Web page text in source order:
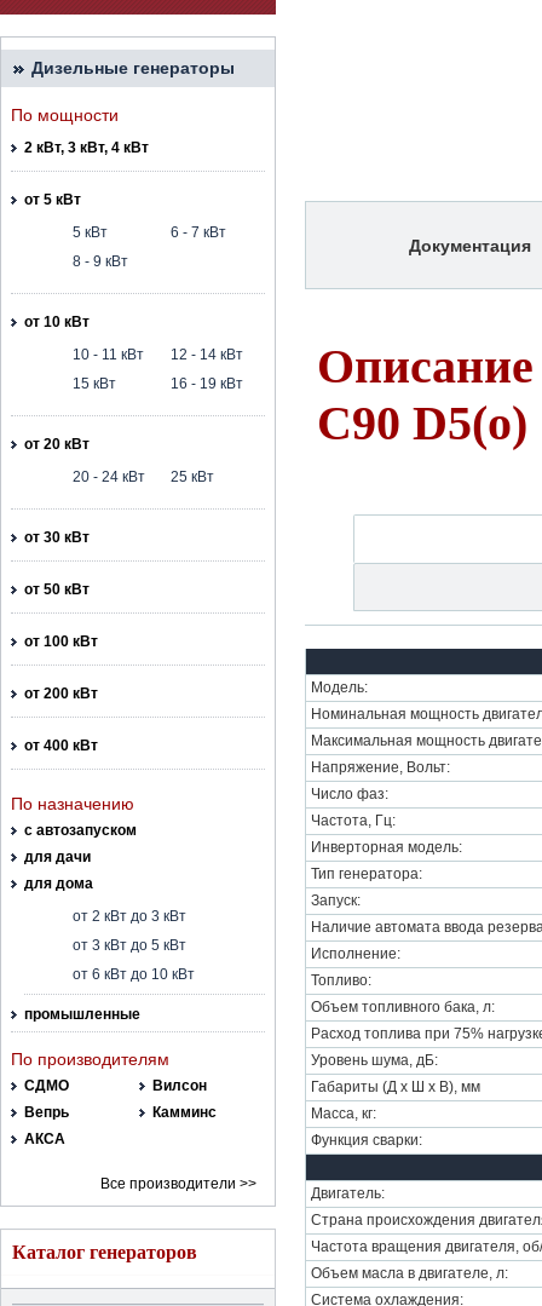
Дизельные генераторы
По мощности
2 кВт, 3 кВт, 4 кВт
от 5 кВт
5 кВт
6 - 7 кВт
8 - 9 кВт
от 10 кВт
10 - 11 кВт
12 - 14 кВт
15 кВт
16 - 19 кВт
от 20 кВт
20 - 24 кВт
25 кВт
от 30 кВт
от 50 кВт
от 100 кВт
от 200 кВт
от 400 кВт
По назначению
с автозапуском
для дачи
для дома
от 2 кВт до 3 кВт
от 3 кВт до 5 кВт
от 6 кВт до 10 кВт
промышленные
По производителям
СДМО
Вилсон
Вепрь
Камминс
АКСА
Все производители >>
Каталог генераторов
Документация
C90 D5(o)
Модель:
Номинальная мощность
Максимальная мощность
Напряжение, Вольт:
Число фаз:
Частота, Гц:
Инверторная модель:
Тип генератора:
Запуск:
Наличие автомата ввода
Исполнение:
Топливо:
Объем топливного бака, л:
Расход топлива при 75%
Уровень шума, дБ:
Габариты (Д х Ш х В), мм
Масса, кг:
Функция сварки:
Двигатель:
Страна происхождения
Частота вращения двигателя,
Объем масла в двигателе, л:
Система охлаждения: